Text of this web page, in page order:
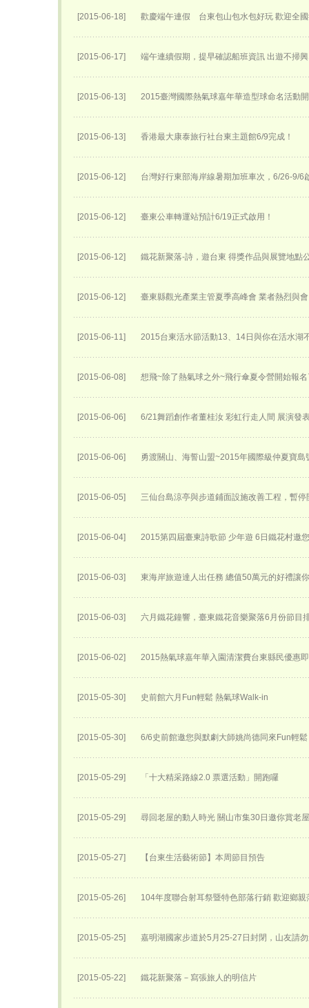
[2015-06-18] 歡慶端午連假 台東包山包水包好玩 歡迎全
[2015-06-17] 端午連續假期，提早確認船班資訊 出遊不掃興
[2015-06-13] 2015臺灣國際熱氣球嘉年華​造型球命名活動
[2015-06-13] 香港最大康泰旅行社台東主題館6/9完成！
[2015-06-12] 台灣好行東部海岸線暑期加班車次，6/26-9/6
[2015-06-12] 臺東公車轉運站預計6/19正式啟用！
[2015-06-12] 鐵花新聚落-詩，遊台東 得獎作品與展覽地點
[2015-06-12] 臺東縣觀光產業主管夏季高峰會 業者熱烈與會
[2015-06-11] 2015台東活水節活動13、14日與你在活水湖
[2015-06-08] 想飛~除了熱氣球之外~飛行傘夏令營開始報名
[2015-06-06] 6/21舞蹈創作者董桂汝 彩虹行走人間 展演發
[2015-06-06] 勇渡關山、海誓山盟~2015年國際級仲夏寶島
[2015-06-05] 三仙台島涼亭與步道鋪面設施改善工程，暫停
[2015-06-04] 2015第四屆臺東詩歌節 少年遊 6日鐵花村邀
[2015-06-03] 東海岸旅遊達人出任務 總值50萬元的好禮讓
[2015-06-03] 六月鐵花鐘響，臺東鐵花音樂聚落6月份節目
[2015-06-02] 2015熱氣球嘉年華入園清潔費台東縣民優惠
[2015-05-30] 史前館六月Fun輕鬆 熱氣球Walk-in
[2015-05-30] 6/6史前館邀您與默劇大師姚尚德同來Fun輕鬆
[2015-05-29] 「十大精采路線2.0 票選活動」開跑囉
[2015-05-29] 尋回老屋的動人時光 關山市集30日邀你賞老
[2015-05-27] 【台東生活藝術節】本周節目預告
[2015-05-26] 104年度聯合射耳祭暨特色部落行銷 歡迎鄉親
[2015-05-25] 嘉明湖國家步道於5月25-27日封閉，山友請
[2015-05-22] 鐵花新聚落－寫張旅人的明信片